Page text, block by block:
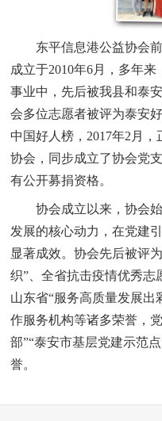
东平信息港公益协会前
成立于2010年6月，多年
事业中，先后被我县和泰
会多位志愿者被评为泰安
中国好人榜，2017年2月
协会，同步成立了协会党
有公开募捐资格。
协会成立以来，协会始
发展的核心动力，在党建
显著成效。协会先后被评
织”、全省抗击疫情优秀志
山东省“服务高质量发展出
作服务机构等诸多荣誉，
部”“泰安市基层党建示范
誉。